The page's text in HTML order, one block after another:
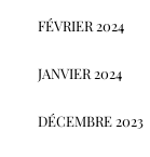
FÉVRIER 2024
JANVIER 2024
DÉCEMBRE 2023